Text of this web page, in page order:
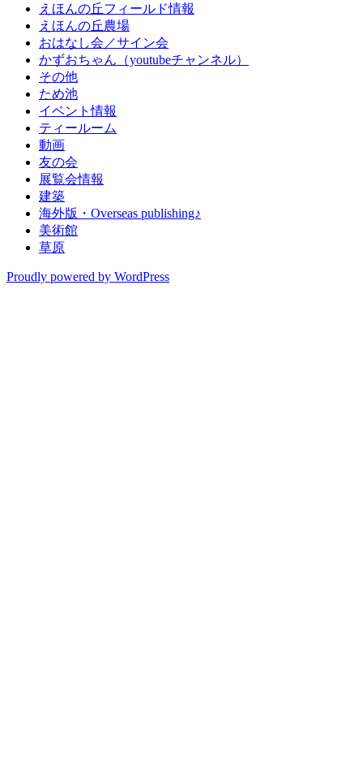
えほんの丘フィールド情報
えほんの丘農場
おはなし会／サイン会
かずおちゃん（youtubeチャンネル）
その他
ため池
イベント情報
ティールーム
動画
友の会
展覧会情報
建築
海外版・Overseas publishing♪
美術館
草原
Proudly powered by WordPress